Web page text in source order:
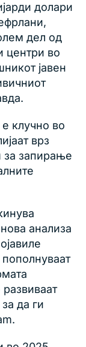
долари
дел од
центри во
јавен
клучно во
врз
за запирање
анализа
да ги